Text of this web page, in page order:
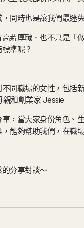
同時也是讓我們最迷
薪厚職、也不只是「
準呢？
同職場的女性，包括
和創業家 Jessie
，當大家身份角色、
能夠幫助我們，在職
分享對談～